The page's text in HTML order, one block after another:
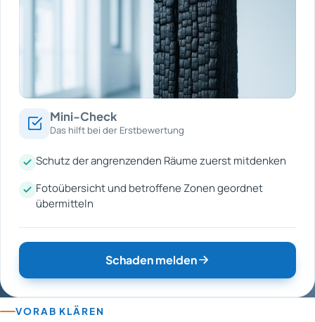
Mini-Check
Das hilft bei der Erstbewertung
Schutz der angrenzenden Räume zuerst mitdenken
Fotoübersicht und betroffene Zonen geordnet
übermitteln
Schaden melden
VORAB KLÄREN